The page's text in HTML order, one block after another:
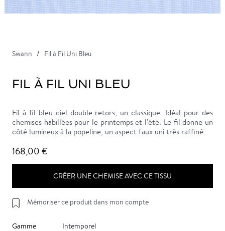
Swann Fil à Fil Uni Bleu
FIL À FIL UNI BLEU
Fil à fil bleu ciel double retors, un classique. Idéal pour des
chemises habillées pour le printemps et l'été. Le fil donne un
côté lumineux à la popeline, un aspect faux uni très raffiné
168,00 €
CRÉER UNE CHEMISE AVEC CE TISSU
Mémoriser ce produit dans mon compte
Gamme
Intemporel